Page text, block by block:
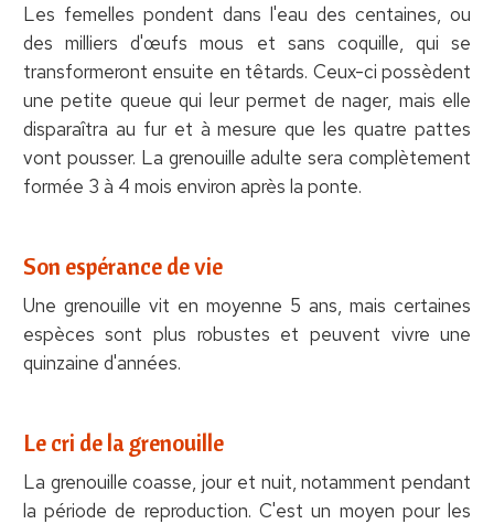
Les femelles pondent dans l'eau des centaines, ou
des milliers d'œufs mous et sans coquille, qui se
transformeront ensuite en têtards. Ceux-ci possèdent
une petite queue qui leur permet de nager, mais elle
disparaîtra au fur et à mesure que les quatre pattes
vont pousser. La grenouille adulte sera complètement
formée 3 à 4 mois environ après la ponte.
Son espérance de vie
Une grenouille vit en moyenne 5 ans, mais certaines
espèces sont plus robustes et peuvent vivre une
quinzaine d'années.
Le cri de la grenouille
La grenouille coasse, jour et nuit, notamment pendant
la période de reproduction. C'est un moyen pour les